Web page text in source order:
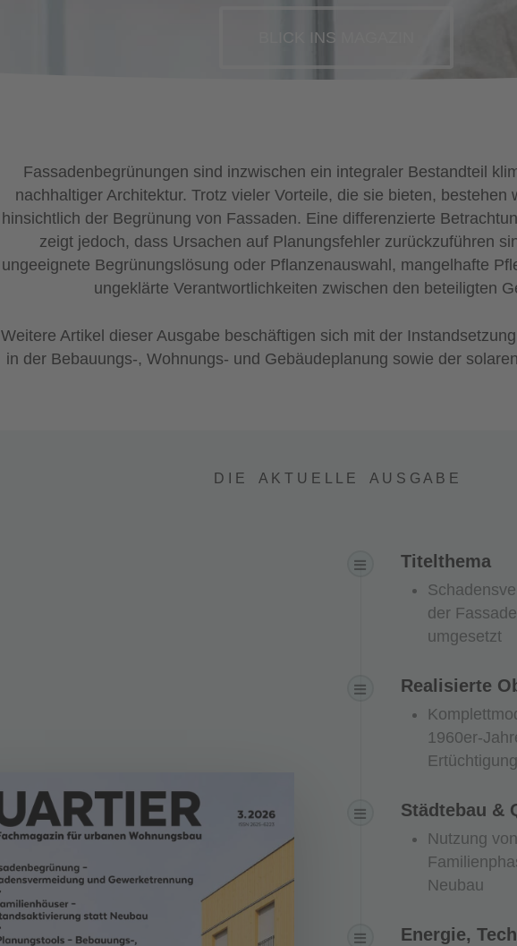
BLICK INS MAGAZIN
Fassadenbegrünungen sind inzwischen ein integraler Bestandteil
nachhaltiger Architektur. Trotz vieler Vorteile, die sie bieten, bestehen
hinsichtlich der Begrünung von Fassaden. Eine differenzierte
zeigt jedoch, dass Ursachen auf Planungsfehler zurückzuführen
ungeeignete Begrünungslösung oder Pflanzenauswahl, mangelhafte
ungeklärte Verantwortlichkeiten zwischen den beteiligten
Weitere Artikel dieser Ausgabe beschäftigen sich mit der
in der Bebauungs-, Wohnungs- und Gebäudeplanung sowie der
D I E A K T U E L L E A U S G A B E
Titelthema
der
umgesetzt
Realisierte
1960er-
Städtebau &
Nutzung
Neubau
Energie,